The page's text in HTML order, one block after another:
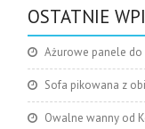
OSTATNIE
Ażurowe panele
Sofa pikowana z
Owalne wanny od